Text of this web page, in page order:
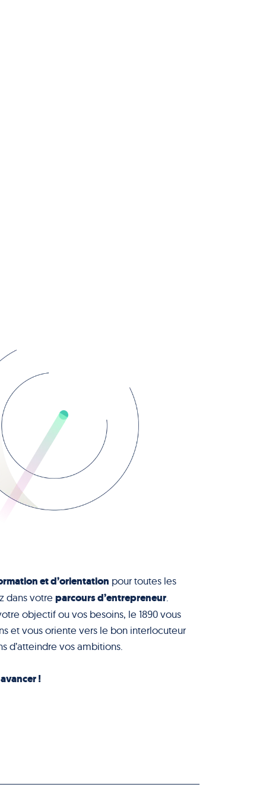
et d’orientation pour toutes les
dans votre parcours d’entrepreneur
objectif ou vos besoins, le 1890 vous
et vous oriente vers le bon interlocuteur
d’atteindre vos ambitions.
!